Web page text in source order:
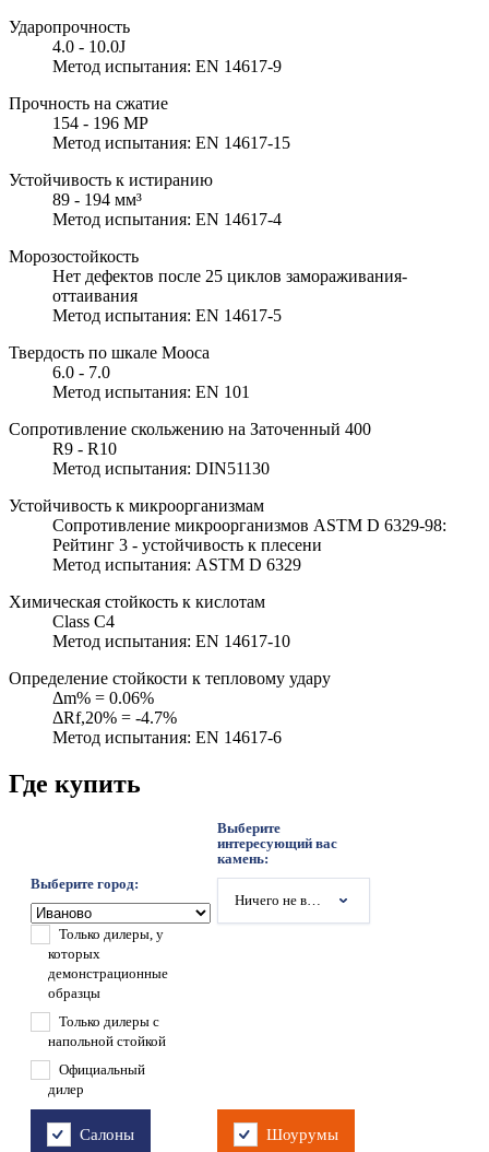
Ударопрочность
4.0 - 10.0J
Метод испытания: EN 14617-9
Прочность на сжатие
154 - 196 MP
Метод испытания: EN 14617-15
Устойчивость к истиранию
89 - 194 мм³
Метод испытания: EN 14617-4
Морозостойкость
Нет дефектов после 25 циклов замораживания-
оттаивания
Метод испытания: EN 14617-5
Твердость по шкале Мооса
6.0 - 7.0
Метод испытания: EN 101
Сопротивление скольжению на Заточенный 400
R9 - R10
Метод испытания: DIN51130
Устойчивость к микроорганизмам
Сопротивление микроорганизмов ASTM D 6329-98:
Рейтинг 3 - устойчивость к плесени
Метод испытания: ASTM D 6329
Химическая стойкость к кислотам
Class C4
Метод испытания: EN 14617-10
Определение стойкости к тепловому удару
Δm% = 0.06%
ΔRf,20% = -4.7%
Метод испытания: EN 14617-6
Где купить
Выберите город:
Выберите
интересующий вас
камень:
Ничего не выбрано
Только дилеры, у
которых
демонстрационные
образцы
Только дилеры с
напольной стойкой
Официальный
дилер
Салоны Шоурумы